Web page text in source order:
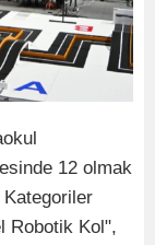
12 olmak
Robotik Kol",